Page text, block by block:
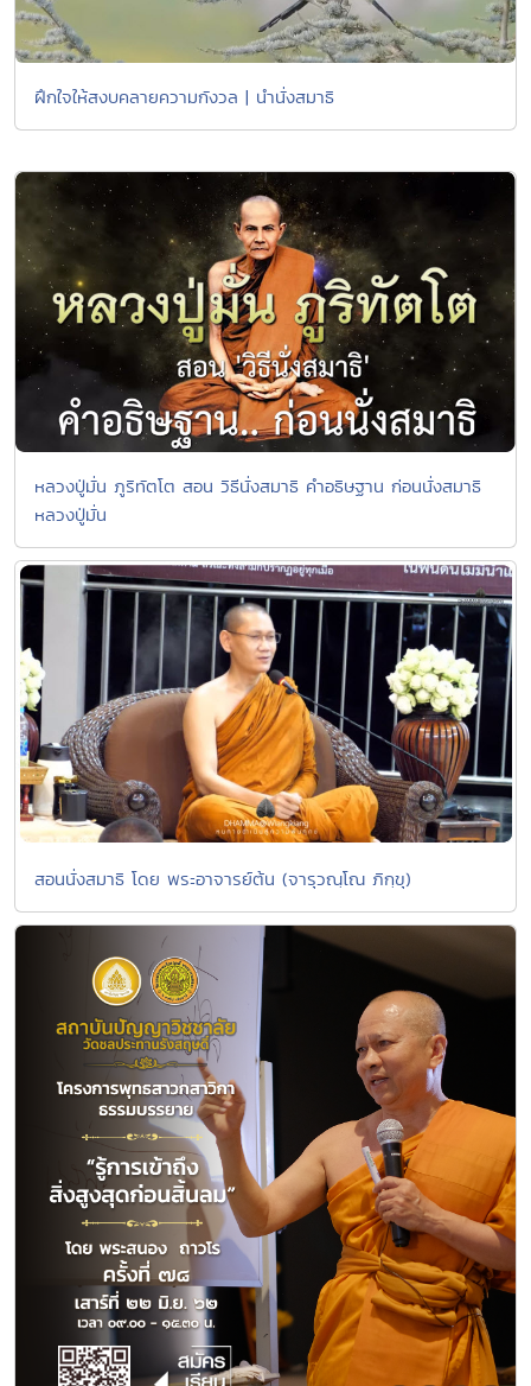
ฝึกใจให้สงบคลายความกังวล | นำนั่งสมาธิ
หลวงปู่มั่น ภูริทัตโต สอน วิธีนั่งสมาธิ คําอธิษฐาน ก่อนนั่งสมาธิ
หลวงปู่มั่น
สอนนั่งสมาธิ โดย พระอาจารย์ต้น (จารุวณฺโณ ภิกฺขุ)